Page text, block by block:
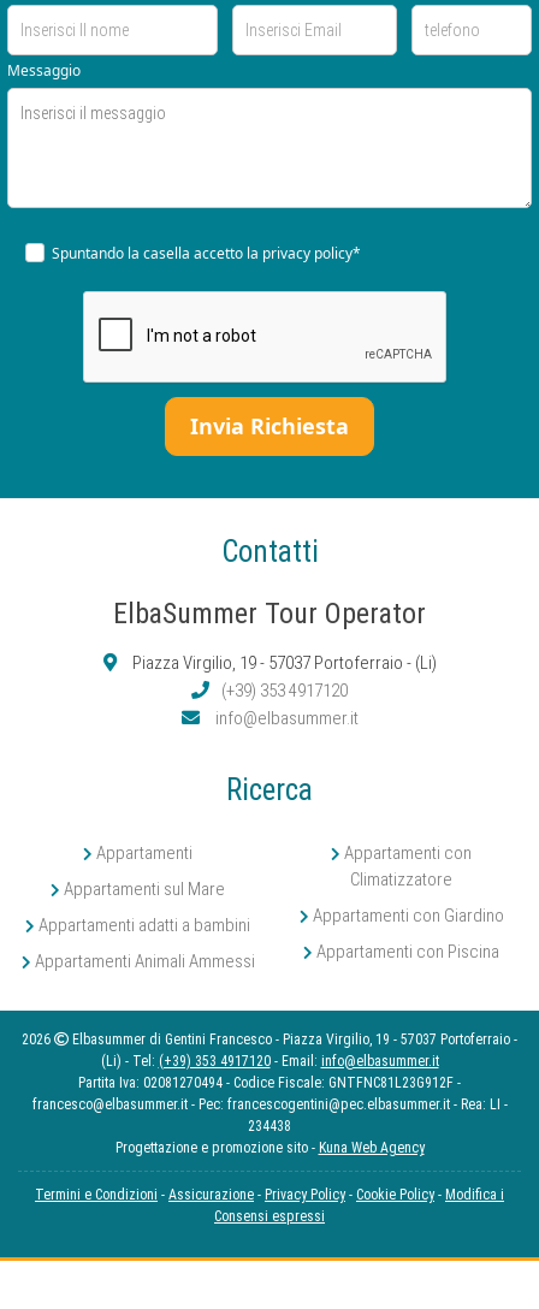
Messaggio
Spuntando la casella accetto la privacy policy*
Contatti
ElbaSummer Tour Operator
Piazza Virgilio, 19 - 57037 Portoferraio - (Li)
(+39) 353 4917120
info@elbasummer.it
Ricerca
Appartamenti
Appartamenti sul Mare
Appartamenti adatti a bambini
Appartamenti Animali Ammessi
Appartamenti con
Climatizzatore
Appartamenti con Giardino
Appartamenti con Piscina
2026
Elbasummer di Gentini Francesco - Piazza Virgilio, 19 - 57037 Portoferraio -
(Li) - Tel: (+39) 353 4917120- Email: info@elbasummer.it
Partita Iva: 02081270494 - Codice Fiscale: GNTFNC81L23G912F -
francesco@elbasummer.it - Pec: francescogentini@pec.elbasummer.it - Rea: LI -
234438
Progettazione e promozione sito - Kuna Web Agency
Termini e Condizioni - Assicurazione - Privacy Policy- Cookie Policy- Modifica i
Consensi espressi